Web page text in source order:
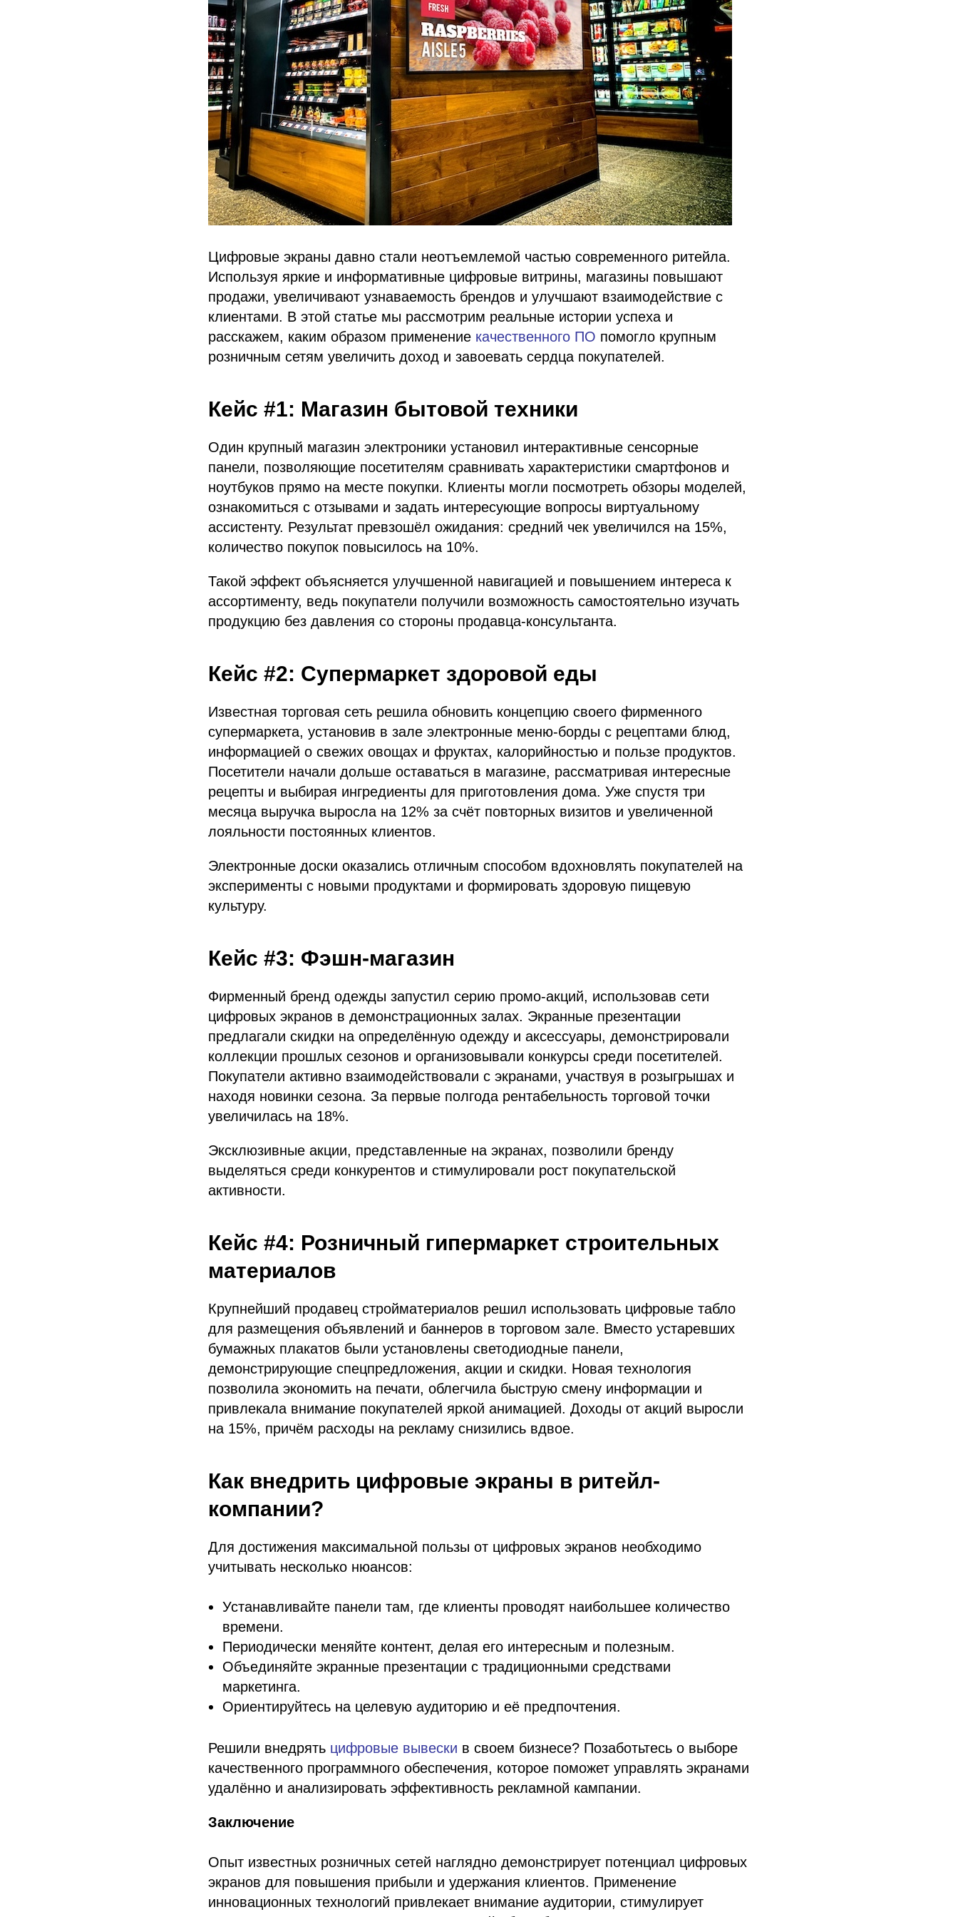
Цифровые экраны давно стали неотъемлемой частью современного ритейла.
Используя яркие и информативные цифровые витрины, магазины повышают
продажи, увеличивают узнаваемость брендов и улучшают взаимодействие с
клиентами. В этой статье мы рассмотрим реальные истории успеха и
расскажем, каким образом применение качественного ПО помогло крупным
розничным сетям увеличить доход и завоевать сердца покупателей.
Кейс #1: Магазин бытовой техники
Один крупный магазин электроники установил интерактивные сенсорные
панели, позволяющие посетителям сравнивать характеристики смартфонов и
ноутбуков прямо на месте покупки. Клиенты могли посмотреть обзоры моделей,
ознакомиться с отзывами и задать интересующие вопросы виртуальному
ассистенту. Результат превзошёл ожидания: средний чек увеличился на 15%,
количество покупок повысилось на 10%.
Такой эффект объясняется улучшенной навигацией и повышением интереса к
ассортименту, ведь покупатели получили возможность самостоятельно изучать
продукцию без давления со стороны продавца-консультанта.
Кейс #2: Супермаркет здоровой еды
Известная торговая сеть решила обновить концепцию своего фирменного
супермаркета, установив в зале электронные меню-борды с рецептами блюд,
информацией о свежих овощах и фруктах, калорийностью и пользе продуктов.
Посетители начали дольше оставаться в магазине, рассматривая интересные
рецепты и выбирая ингредиенты для приготовления дома. Уже спустя три
месяца выручка выросла на 12% за счёт повторных визитов и увеличенной
лояльности постоянных клиентов.
Электронные доски оказались отличным способом вдохновлять покупателей на
эксперименты с новыми продуктами и формировать здоровую пищевую
культуру.
Кейс #3: Фэшн-магазин
Фирменный бренд одежды запустил серию промо-акций, использовав сети
цифровых экранов в демонстрационных залах. Экранные презентации
предлагали скидки на определённую одежду и аксессуары, демонстрировали
коллекции прошлых сезонов и организовывали конкурсы среди посетителей.
Покупатели активно взаимодействовали с экранами, участвуя в розыгрышах и
находя новинки сезона. За первые полгода рентабельность торговой точки
увеличилась на 18%.
Эксклюзивные акции, представленные на экранах, позволили бренду
выделяться среди конкурентов и стимулировали рост покупательской
активности.
Кейс #4: Розничный гипермаркет строительных
материалов
Крупнейший продавец стройматериалов решил использовать цифровые табло
для размещения объявлений и баннеров в торговом зале. Вместо устаревших
бумажных плакатов были установлены светодиодные панели,
демонстрирующие спецпредложения, акции и скидки. Новая технология
позволила экономить на печати, облегчила быструю смену информации и
привлекала внимание покупателей яркой анимацией. Доходы от акций выросли
на 15%, причём расходы на рекламу снизились вдвое.
Как внедрить цифровые экраны в ритейл-
компании?
Для достижения максимальной пользы от цифровых экранов необходимо
учитывать несколько нюансов:
Устанавливайте панели там, где клиенты проводят наибольшее количество
времени.
Периодически меняйте контент, делая его интересным и полезным.
Объединяйте экранные презентации с традиционными средствами
маркетинга.
Ориентируйтесь на целевую аудиторию и её предпочтения.
Решили внедрять цифровые вывески в своем бизнесе? Позаботьтесь о выборе
качественного программного обеспечения, которое поможет управлять экранами
удалённо и анализировать эффективность рекламной кампании.
Заключение
Опыт известных розничных сетей наглядно демонстрирует потенциал цифровых
экранов для повышения прибыли и удержания клиентов. Применение
инновационных технологий привлекает внимание аудитории, стимулирует